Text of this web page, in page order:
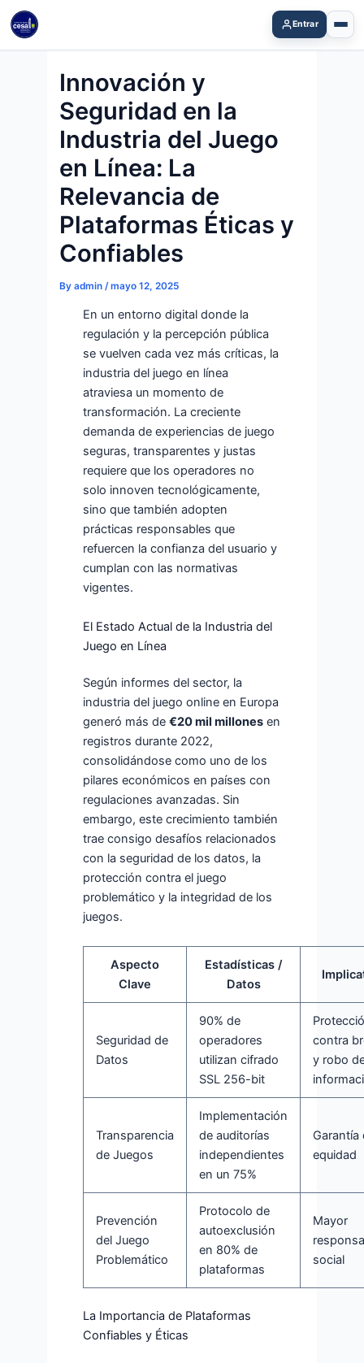
Skip
content
Entrar
Innovación y
Seguridad en la
Industria del Juego
en Línea: La
Relevancia de
Plataformas Éticas y
Confiables
By admin /mayo 12, 2025
En un entorno digital donde la
regulación y la percepción pública
se vuelven cada vez más críticas, la
industria del juego en línea
atraviesa un momento de
transformación. La creciente
demanda de experiencias de juego
seguras, transparentes y justas
requiere que los operadores no
solo innoven tecnológicamente,
sino que también adopten
prácticas responsables que
refuercen la confianza del usuario y
cumplan con las normativas
vigentes.
El Estado Actual de la Industria del
Juego en Línea
Según informes del sector, la
industria del juego online en Europa
generó más de€20 mil millones en
registros durante 2022,
consolidándose como uno de los
pilares económicos en países con
regulaciones avanzadas. Sin
embargo, este crecimiento también
trae consigo desafíos relacionados
con la seguridad de los datos, la
protección contra el juego
problemático y la integridad de los
juegos.
Aspecto
Clave
Estadísticas /
Datos
Seguridad de
Datos
90% de
operadores
utilizan cifrado
SSL 256-bit
contra
y robo
Transparencia
de Juegos
Implementación
de auditorías
independientes
en un 75%
Garantía
equidad
Prevención
del Juego
Problemático
Protocolo de
autoexclusión
en 80% de
plataformas
Mayor
social
La Importancia de Plataformas
Confiables y Éticas